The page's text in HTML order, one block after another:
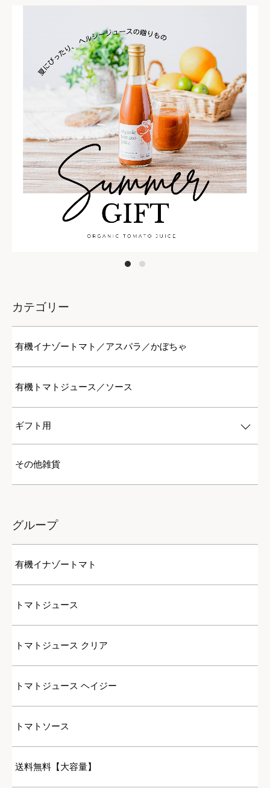
カテゴリー
有機イナゾートマト／アスパラ／かぼちゃ
有機トマトジュース／ソース
ギフト用
その他雑貨
グループ
有機イナゾートマト
トマトジュース
トマトジュース クリア
トマトジュース ヘイジー
トマトソース
送料無料【大容量】